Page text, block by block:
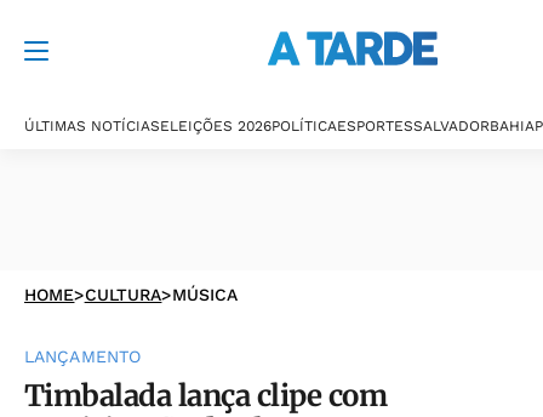
ÚLTIMAS NOTÍCIASELEIÇÕES 2026POLÍTICAESPORTESSALVADORBAHIA
HOME>CULTURA>MÚSICA
LANÇAMENTO
Timbalada lança clipe com